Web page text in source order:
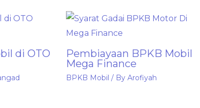
di OTO
Pembiayaan BPKB Mobil
Mega Finance
BPKB Mobil / By Arofiyah